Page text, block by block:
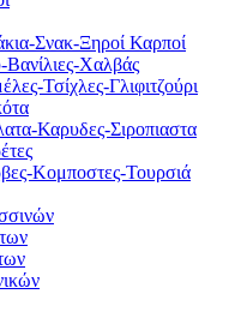
Σνακ-Ξηροί Καρποί
Χαλβάς
Τσίχλες-Γλιφιτζούρι
Καρυδες-Σιροπιαστα
Κομποστες-Τουρσιά